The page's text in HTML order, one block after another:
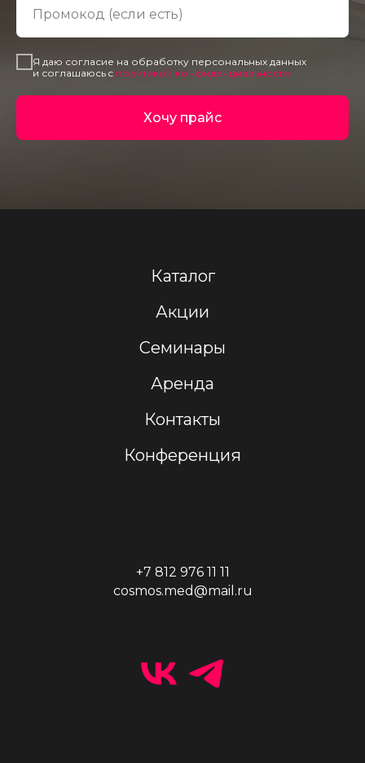
Промокод (если есть)
Я даю согласие на обработку персональных данных
и соглашаюсь c политикой конфиденциальности
Хочу прайс
Каталог
Акции
Семинары
Аренда
Контакты
Конференция
+7 812 976 11 11
cosmos.med@mail.ru